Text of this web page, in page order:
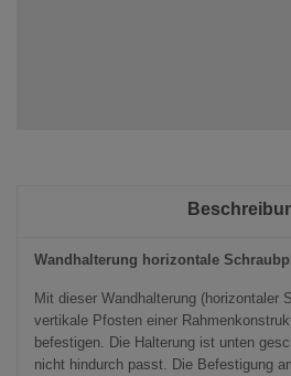
Wandhalterung horizontale
Mit dieser Wandhalterung (horizontaler
vertikale Pfosten einer
befestigen. Die Halterung ist unten
nicht hindurch passt. Die Befestigung